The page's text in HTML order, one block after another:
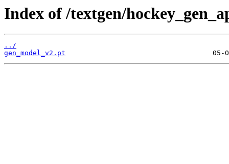
Index of /textgen/
../
gen_model_v2.pt